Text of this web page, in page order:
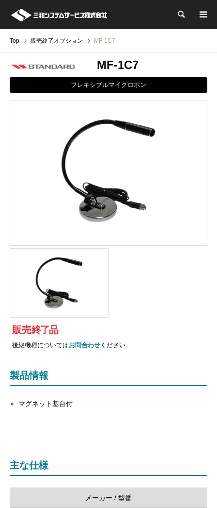
検索
Top 販売終了オプション MF-1C7
MF-1C7
フレキシブルマイクロホン
販売終了品
後継機種についてはお問合わせ ください
製品情報
マグネット基台付
主な仕様
メーカー / 型番